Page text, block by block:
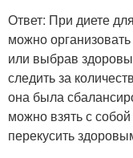
Ответ: При диете
можно
или выбрав
следить за
она была
можно взять с
перекусить